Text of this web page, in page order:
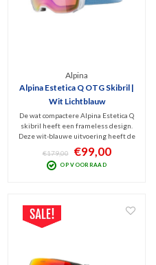
Alpina
Alpina Estetica Q OTG Skibril |
Wit Lichtblauw
De wat compactere Alpina Estetica Q
skibril heeft een frameless design.
Deze wit-blauwe uitvoering heeft de
luxe, polariserende Quatroflex
spiegellens (Categorie 2) tegen
schitteringen en schadelijk UV, een
€179,00 €99,00
OP VOORRAAD